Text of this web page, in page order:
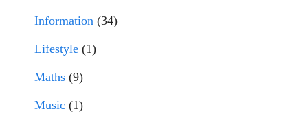
Information (34)
Lifestyle (1)
Maths (9)
Music (1)